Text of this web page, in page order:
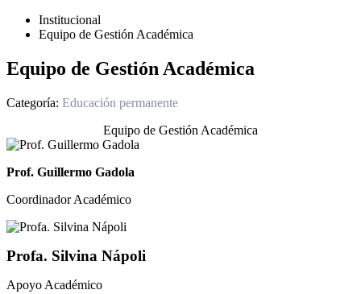
Institucional
Equipo de Gestión Académica
Equipo de Gestión Académica
Categoría: Educación permanente
Equipo de Gestión Académica
Prof. Guillermo Gadola
Coordinador Académico
Profa. Silvina Nápoli
Apoyo Académico